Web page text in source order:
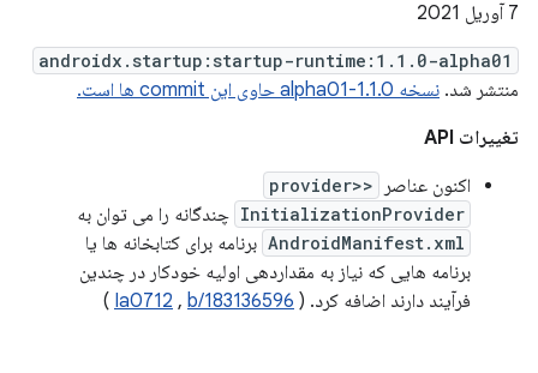
7 آوریل 2021
androidx.startup:startup-runtime:1.1.0-alpha01
منتشر شد. نسخه 1.1.0-alpha01 حاوی این commit ها است.
تغییرات API
اکنون عناصر
<provider>
InitializationProvider چندگانه را می توان به
AndroidManifest.xml برنامه برای کتابخانه ها یا
برنامه هایی که نیاز به مقداردهی اولیه خودکار در چندین
فرآیند دارند اضافه کرد. (
Ia0712 , b/183136596
)